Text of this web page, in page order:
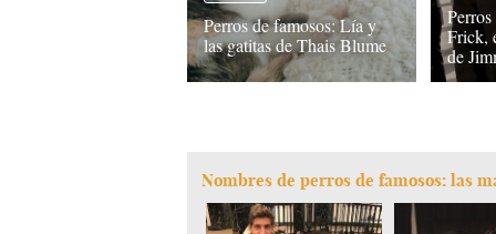
Perros de famosos: Lía y
las gatitas de Thais Blume
Frick,
de
Nombres de perros de famosos: las